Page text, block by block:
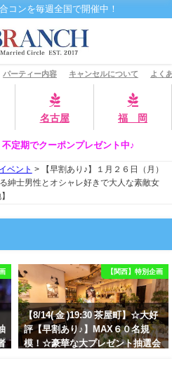
コンを毎週全国で開催中！
パーティー内容 キャンセルについて よく
名古屋 福 岡
定期でクーポンプレゼント中♪
ベント >
【早割あり♪】１月２６日（月）
紳士男性とオシャレ好きで大人な素敵女
【関西】特別企画
【8/14( 金 )19:30 茶屋町】☆大好
評【早割あり♪】MAX６０名規
模！☆豪華な大プレゼント抽選会